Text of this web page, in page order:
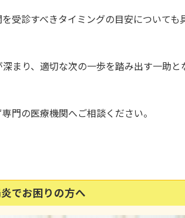
受診すべきタイミングの目安についても
まり、適切な次の一歩を踏み出す一助と
門の医療機関へご相談ください。
でお困りの方へ